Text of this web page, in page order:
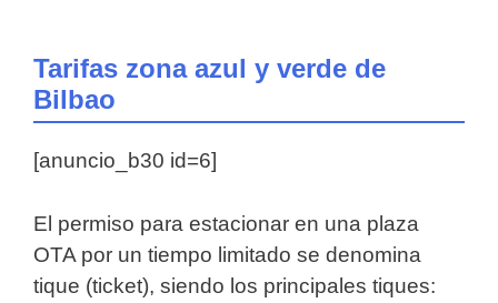
Tarifas zona azul y verde de
Bilbao
[anuncio_b30 id=6]
El permiso para estacionar en una plaza
OTA por un tiempo limitado se denomina
tique (ticket), siendo los principales tiques: